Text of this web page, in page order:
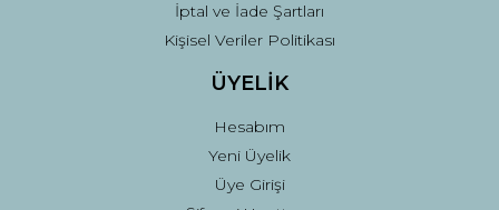
İptal ve İade Şartları
Kişisel Veriler Politikası
ÜYELİK
Hesabım
Yeni Üyelik
Üye Girişi